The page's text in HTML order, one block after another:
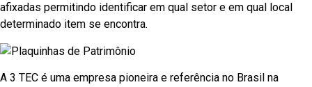
afixadas permitindo identificar em qual setor e em qual local
determinado item se encontra.
A 3 TEC é uma empresa pioneira e referência no Brasil na